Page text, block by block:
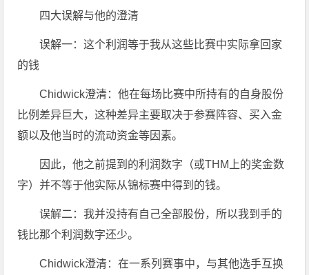
四大误解与他的澄清
误解一：这个利润等于我从这些比赛中实际拿回家
的钱
Chidwick澄清：他在每场比赛中所持有的自身股份
比例差异巨大，这种差异主要取决于参赛阵容、买入金
额以及他当时的流动资金等因素。
因此，他之前提到的利润数字（或THM上的奖金数
字）并不等于他实际从锦标赛中得到的钱。
误解二：我并没持有自己全部股份，所以我到手的
钱比那个利润数字还少。
Chidwick澄清：在一系列赛事中，与其他选手互换